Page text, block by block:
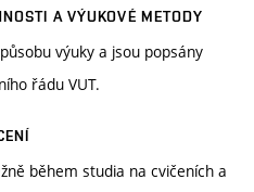
A VÝUKOVÉ METODY
výuky a jsou popsány
řádu VUT.
během studia na cvičeních a